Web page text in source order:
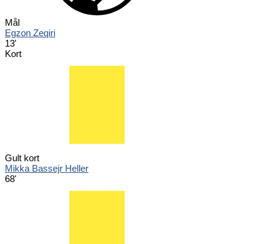
Mål
Egzon Zeqiri
13'
Kort
Gult kort
Mikka Bassejr Heller
68'